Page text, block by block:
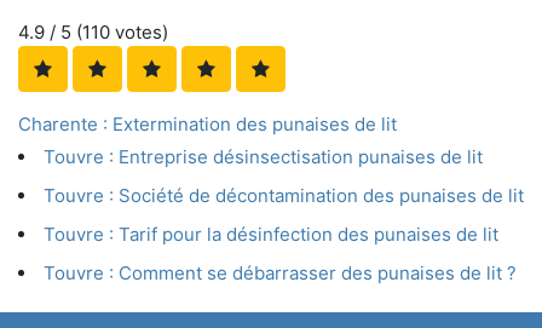
4.9 / 5 (110 votes)
Charente : Extermination des punaises de lit
Touvre : Entreprise désinsectisation punaises de lit
Touvre : Société de décontamination des punaises de lit
Touvre : Tarif pour la désinfection des punaises de lit
Touvre : Comment se débarrasser des punaises de lit ?